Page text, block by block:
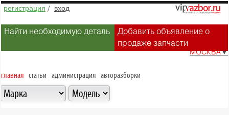
регистрация / вход
Найти необходимую деталь
Добавить объявление о
продаже запчасти
МОСКВА▼
главная статьи администрация авторазборки